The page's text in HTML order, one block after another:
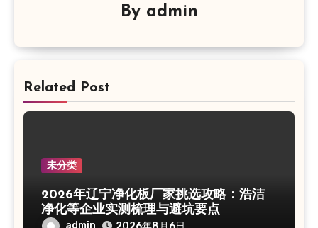
By admin
Related Post
未分类
2026年辽宁净化板厂家挑选攻略：浩洁
净化等企业实测梳理与避坑要点
admin